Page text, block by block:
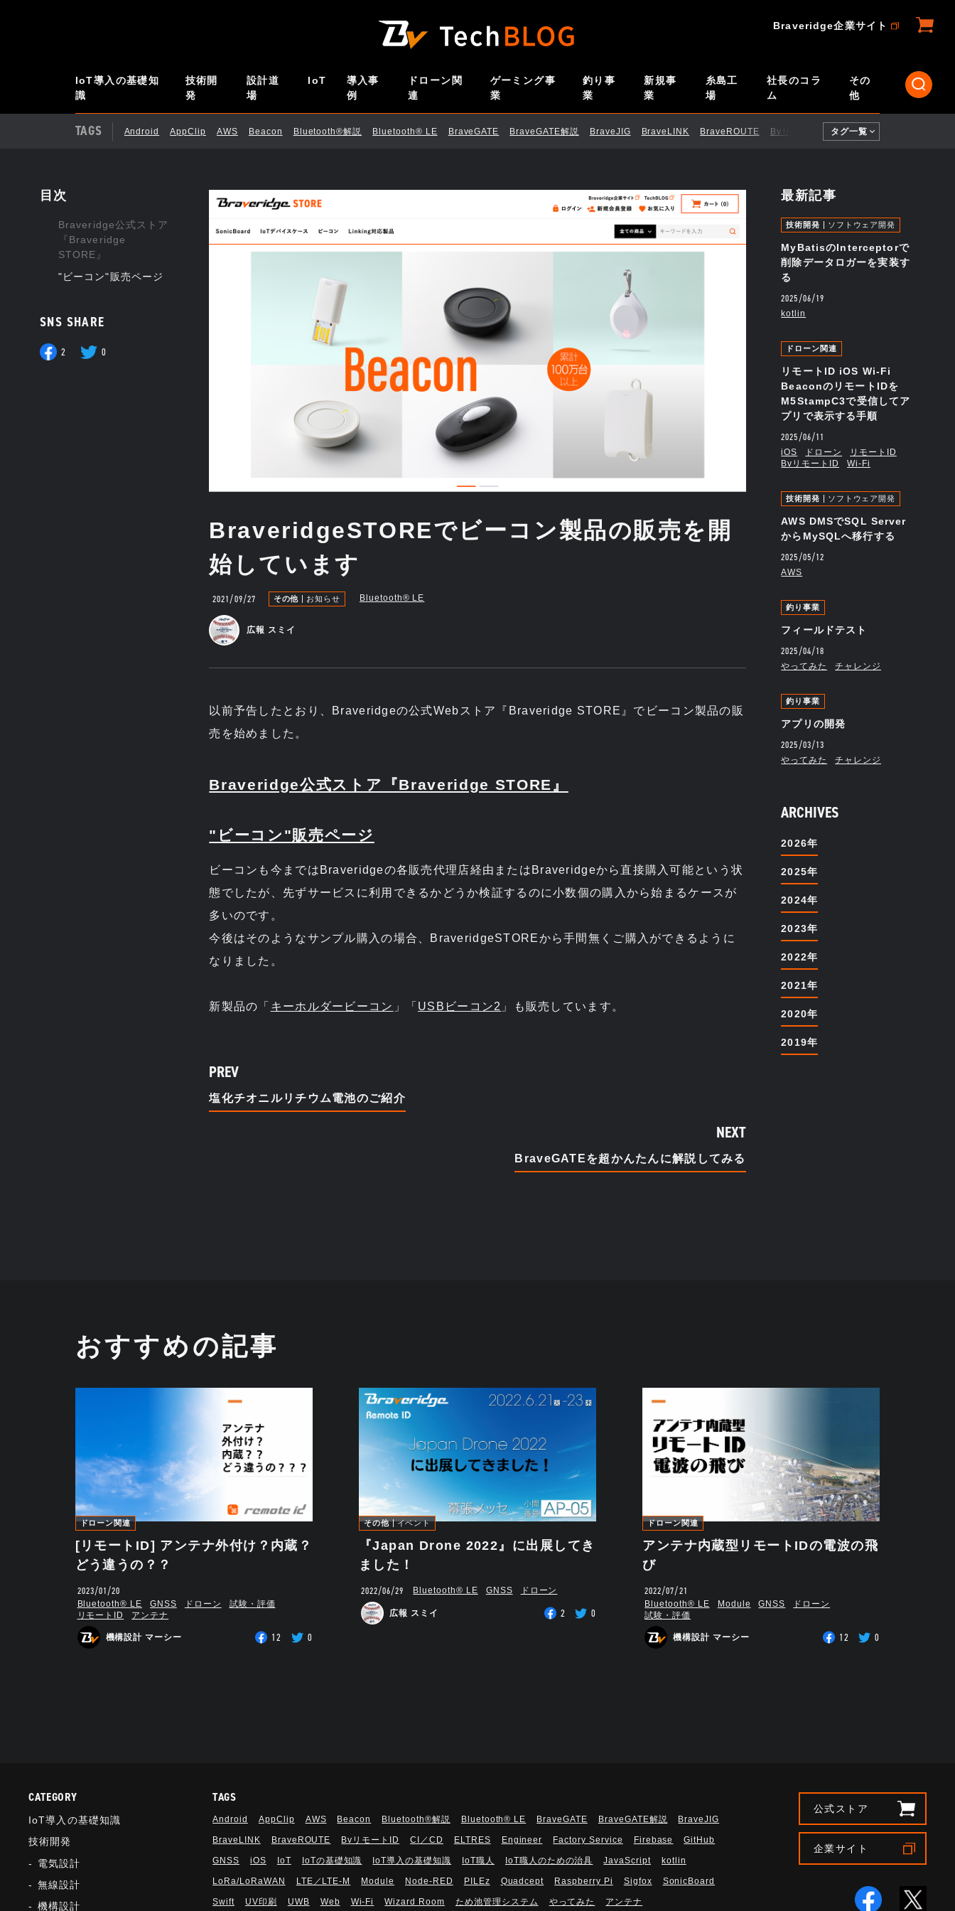
IoT導入の基礎知
識
技術開
発
設計道
場
IoT
導入事
例
ドローン関
連
ゲーミング事
業
釣り事
業
新規事
業
糸島工
場
社長のコラ
ム
その
他
TAGS Android AppClip AWS Beacon Bluetooth®解説 Bluetooth®︎ LE BraveGATE BraveGATE解説 BraveJIG BraveLINK BraveROUTE BvリモートID CI／CD
タグ一覧
Braveridge企業サイト
目次
Braveridge公式ストア
『Braveridge
STORE』
"ビーコン"販売ページ
SNS SHARE
2 0
BraveridgeSTOREでビーコン製品の販売を開
始しています
2021/09/27 その他 お知らせ Bluetooth®︎ LE
広報 スミイ
以前予告したとおり、Braveridgeの公式Webストア『Braveridge STORE』でビーコン製品の販
売を始めました。
Braveridge公式ストア『Braveridge STORE』
"ビーコン"販売ページ
ビーコンも今まではBraveridgeの各販売代理店経由またはBraveridgeから直接購入可能という状
態でしたが、先ずサービスに利用できるかどうか検証するのに小数個の購入から始まるケースが
多いのです。
今後はそのようなサンプル購入の場合、BraveridgeSTOREから手間無くご購入ができるように
なりました。
新製品の「 キーホルダービーコン 」「 USBビーコン2 」も販売しています。
PREV
塩化チオニルリチウム電池のご紹介
NEXT
BraveGATEを超かんたんに解説してみる
最新記事
技術開発 ソフトウェア開発
MyBatisのInterceptorで
削除データロガーを実装す
る
2025/06/19
kotlin
ドローン関連
リモートID iOS Wi-Fi
BeaconのリモートIDを
M5StampC3で受信してア
プリで表示する手順
2025/06/11
iOS ドローン
リモートID
BvリモートID
Wi-Fi
技術開発 ソフトウェア開発
AWS DMSでSQL Server
からMySQLへ移行する
2025/05/12
AWS
釣り事業
フィールドテスト
2025/04/18
やってみた チャレンジ
釣り事業
アプリの開発
2025/03/13
やってみた チャレンジ
ARCHIVES
2026年
2025年
2024年
2023年
2022年
2021年
2020年
2019年
おすすめの記事
ドローン関連
[リモートID] アンテナ外付け？内蔵？
どう違うの？？
2023/01/20
Bluetooth®︎ LE GNSS ドローン
試験・評価
リモートID
アンテナ
機構設計 マーシー 12 0
その他 イベント
『Japan Drone 2022』に出展してき
ました！
2022/06/29 Bluetooth®︎ LE GNSS ドローン
広報 スミイ 2 0
ドローン関連
アンテナ内蔵型リモートIDの電波の飛
び
2022/07/21
Bluetooth®︎ LE Module GNSS
ドローン
試験・評価
機構設計 マーシー 12 0
CATEGORY
IoT導入の基礎知識
技術開発
電気設計
無線設計
機構設計
TAGS
Android AppClip AWS Beacon Bluetooth®解説 Bluetooth®︎ LE BraveGATE BraveGATE解説 BraveJIG
BraveLINK BraveROUTE BvリモートID CI／CD ELTRES Engineer Factory Service Firebase GitHub
GNSS iOS IoT IoTの基礎知識 IoT導入の基礎知識 IoT職人 IoT職人のための治具 JavaScript kotlin
LoRa/LoRaWAN LTE／LTE-M Module Node-RED PILEz Quadcept Raspberry Pi Sigfox SonicBoard
Swift UV印刷 UWB Web Wi-Fi Wizard Room ため池管理システム やってみた アンテナ
公式ストア
企業サイト